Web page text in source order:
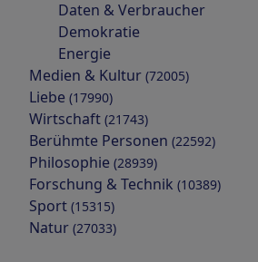
Daten & Verbraucher
Demokratie
Energie
Medien & Kultur (72005)
Liebe (17990)
Wirtschaft (21743)
Berühmte Personen (22592)
Philosophie (28939)
Forschung & Technik (10389)
Sport (15315)
Natur (27033)